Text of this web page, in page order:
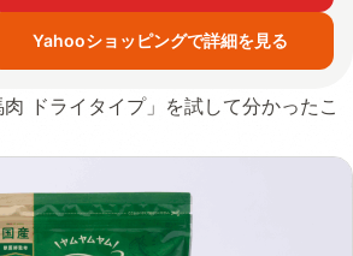
Yahooショッピングで詳細を見る
ドライタイプ」を試して分かったこ